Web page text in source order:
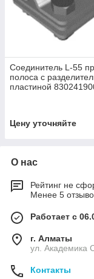
Соединитель L-55
полоса с
пластиной
Цену уточняйте
О нас
Рейтинг не
Менее 5
Работает с
г. Алматы
ул. Академика
Контакты